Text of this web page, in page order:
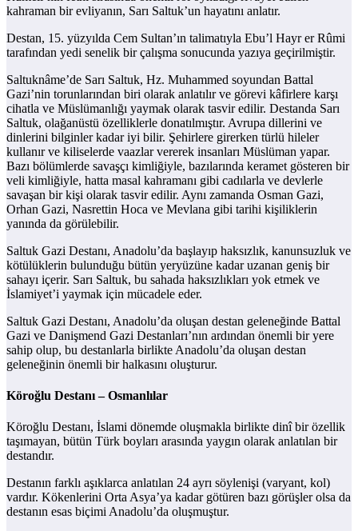
kahraman bir evliyanın, Sarı Saltuk’un hayatını anlatır.
Destan, 15. yüzyılda Cem Sultan’ın talimatıyla Ebu’l Hayr er Rûmi
tarafından yedi senelik bir çalışma sonucunda yazıya geçirilmiştir.
Saltuknâme’de Sarı Saltuk, Hz. Muhammed soyundan Battal
Gazi’nin torunlarından biri olarak anlatılır ve görevi kâfirlere karşı
cihatla ve Müslümanlığı yaymak olarak tasvir edilir. Destanda Sarı
Saltuk, olağanüstü özelliklerle donatılmıştır. Avrupa dillerini ve
dinlerini bilginler kadar iyi bilir. Şehirlere girerken türlü hileler
kullanır ve kiliselerde vaazlar vererek insanları Müslüman yapar.
Bazı bölümlerde savaşçı kimliğiyle, bazılarında keramet gösteren bir
veli kimliğiyle, hatta masal kahramanı gibi cadılarla ve devlerle
savaşan bir kişi olarak tasvir edilir. Aynı zamanda Osman Gazi,
Orhan Gazi, Nasrettin Hoca ve Mevlana gibi tarihi kişiliklerin
yanında da görülebilir.
Saltuk Gazi Destanı, Anadolu’da başlayıp haksızlık, kanunsuzluk ve
kötülüklerin bulunduğu bütün yeryüzüne kadar uzanan geniş bir
sahayı içerir. Sarı Saltuk, bu sahada haksızlıkları yok etmek ve
İslamiyet’i yaymak için mücadele eder.
Saltuk Gazi Destanı, Anadolu’da oluşan destan geleneğinde Battal
Gazi ve Danişmend Gazi Destanları’nın ardından önemli bir yere
sahip olup, bu destanlarla birlikte Anadolu’da oluşan destan
geleneğinin önemli bir halkasını oluşturur.
Köroğlu Destanı – Osmanlılar
Köroğlu Destanı, İslami dönemde oluşmakla birlikte dinî bir özellik
taşımayan, bütün Türk boyları arasında yaygın olarak anlatılan bir
destandır.
Destanın farklı aşıklarca anlatılan 24 ayrı söylenişi (varyant, kol)
vardır. Kökenlerini Orta Asya’ya kadar götüren bazı görüşler olsa da
destanın esas biçimi Anadolu’da oluşmuştur.